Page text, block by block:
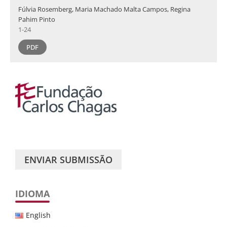
Fúlvia Rosemberg, Maria Machado Malta Campos, Regina
Pahim Pinto
1-24
PDF
ENVIAR SUBMISSÃO
IDIOMA
English